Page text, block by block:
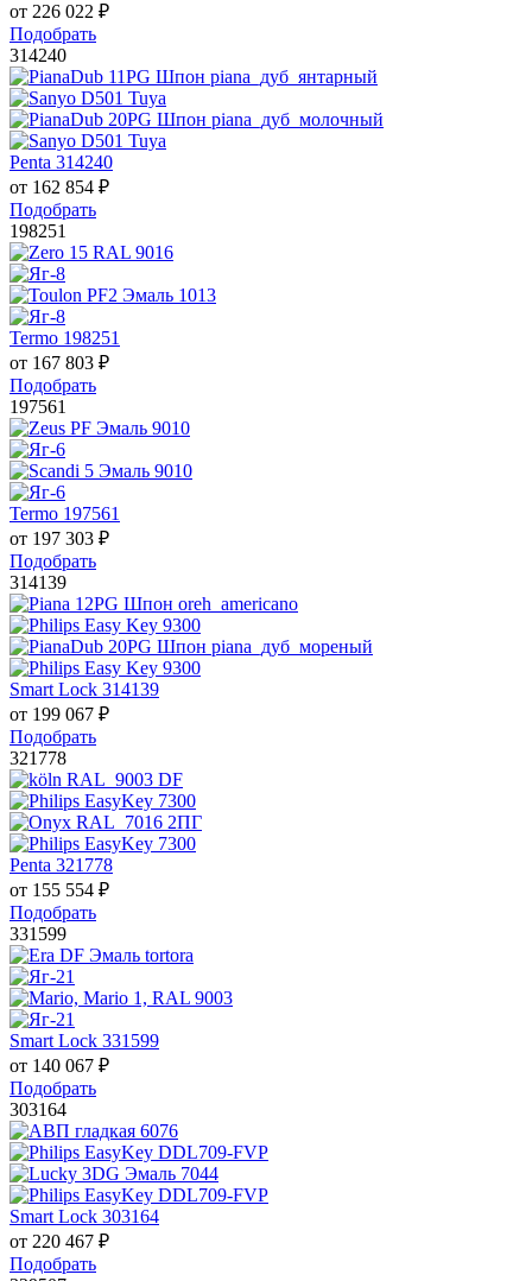
от 226 022 ₽
Подобрать
314240
Penta 314240
от 162 854 ₽
Подобрать
198251
Termo 198251
от 167 803 ₽
Подобрать
197561
Termo 197561
от 197 303 ₽
Подобрать
314139
Smart Lock 314139
от 199 067 ₽
Подобрать
321778
Penta 321778
от 155 554 ₽
Подобрать
331599
Smart Lock 331599
от 140 067 ₽
Подобрать
303164
Smart Lock 303164
от 220 467 ₽
Подобрать